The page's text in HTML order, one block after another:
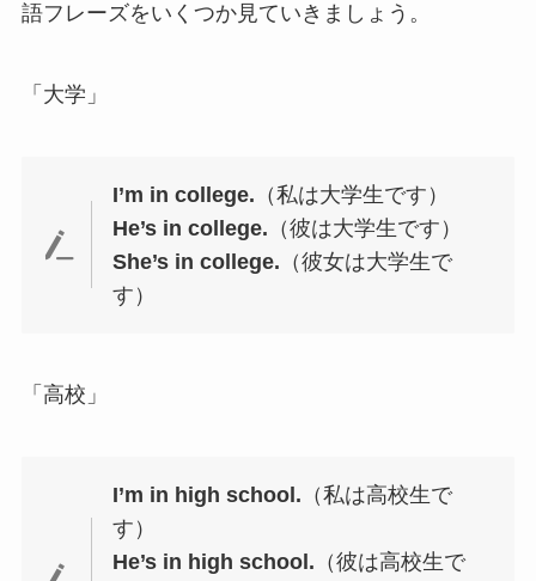
語フレーズをいくつか見ていきましょう。
「大学」
I’m in college. （私は大学生です）
He’s in college. （彼は大学生です）
She’s in college. （彼女は大学生で
す）
「高校」
I’m in high school. （私は高校生で
す）
He’s in high school. （彼は高校生で